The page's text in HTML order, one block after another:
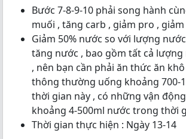
Bước 7-8-9-10 phải song hành
muối , tăng carb , giảm pro ,
Giảm 50% nước so với lượng
tăng nước , bao gồm tất cả lượng
, nên bạn cần phải ăn thức ăn
thông thường uống khoảng 700-
thời gian này , có những vận
khoảng 4-500ml nước trong thời
Thời gian thực hiện : Ngày 13-14